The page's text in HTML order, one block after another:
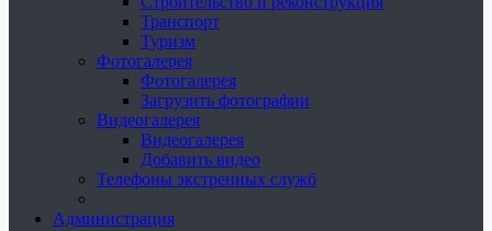
Транспорт
Туризм
Фотогалерея
Фотогалерея
Загрузить фотографии
Видеогалерея
Видеогалерея
Добавить видео
Телефоны экстренных служб
Администрация